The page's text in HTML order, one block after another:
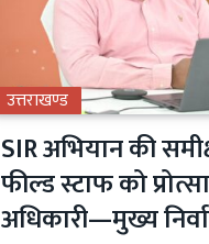
उत्तराखण्ड
SIR अभियान की
फील्ड स्टाफ को
अधिकारी—मुख्य